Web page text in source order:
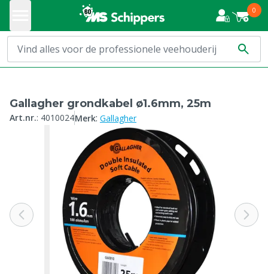
0
Gallagher grondkabel ø1.6mm, 25m
Art.nr.: 4010024Merk: Gallagher